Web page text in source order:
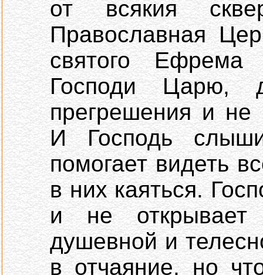
от всякия
Православная
святого
Господи Царю,
прегрешения и не
И Господь
помогает видеть
в них каяться.
и не
душевной и
в отчаяние, но